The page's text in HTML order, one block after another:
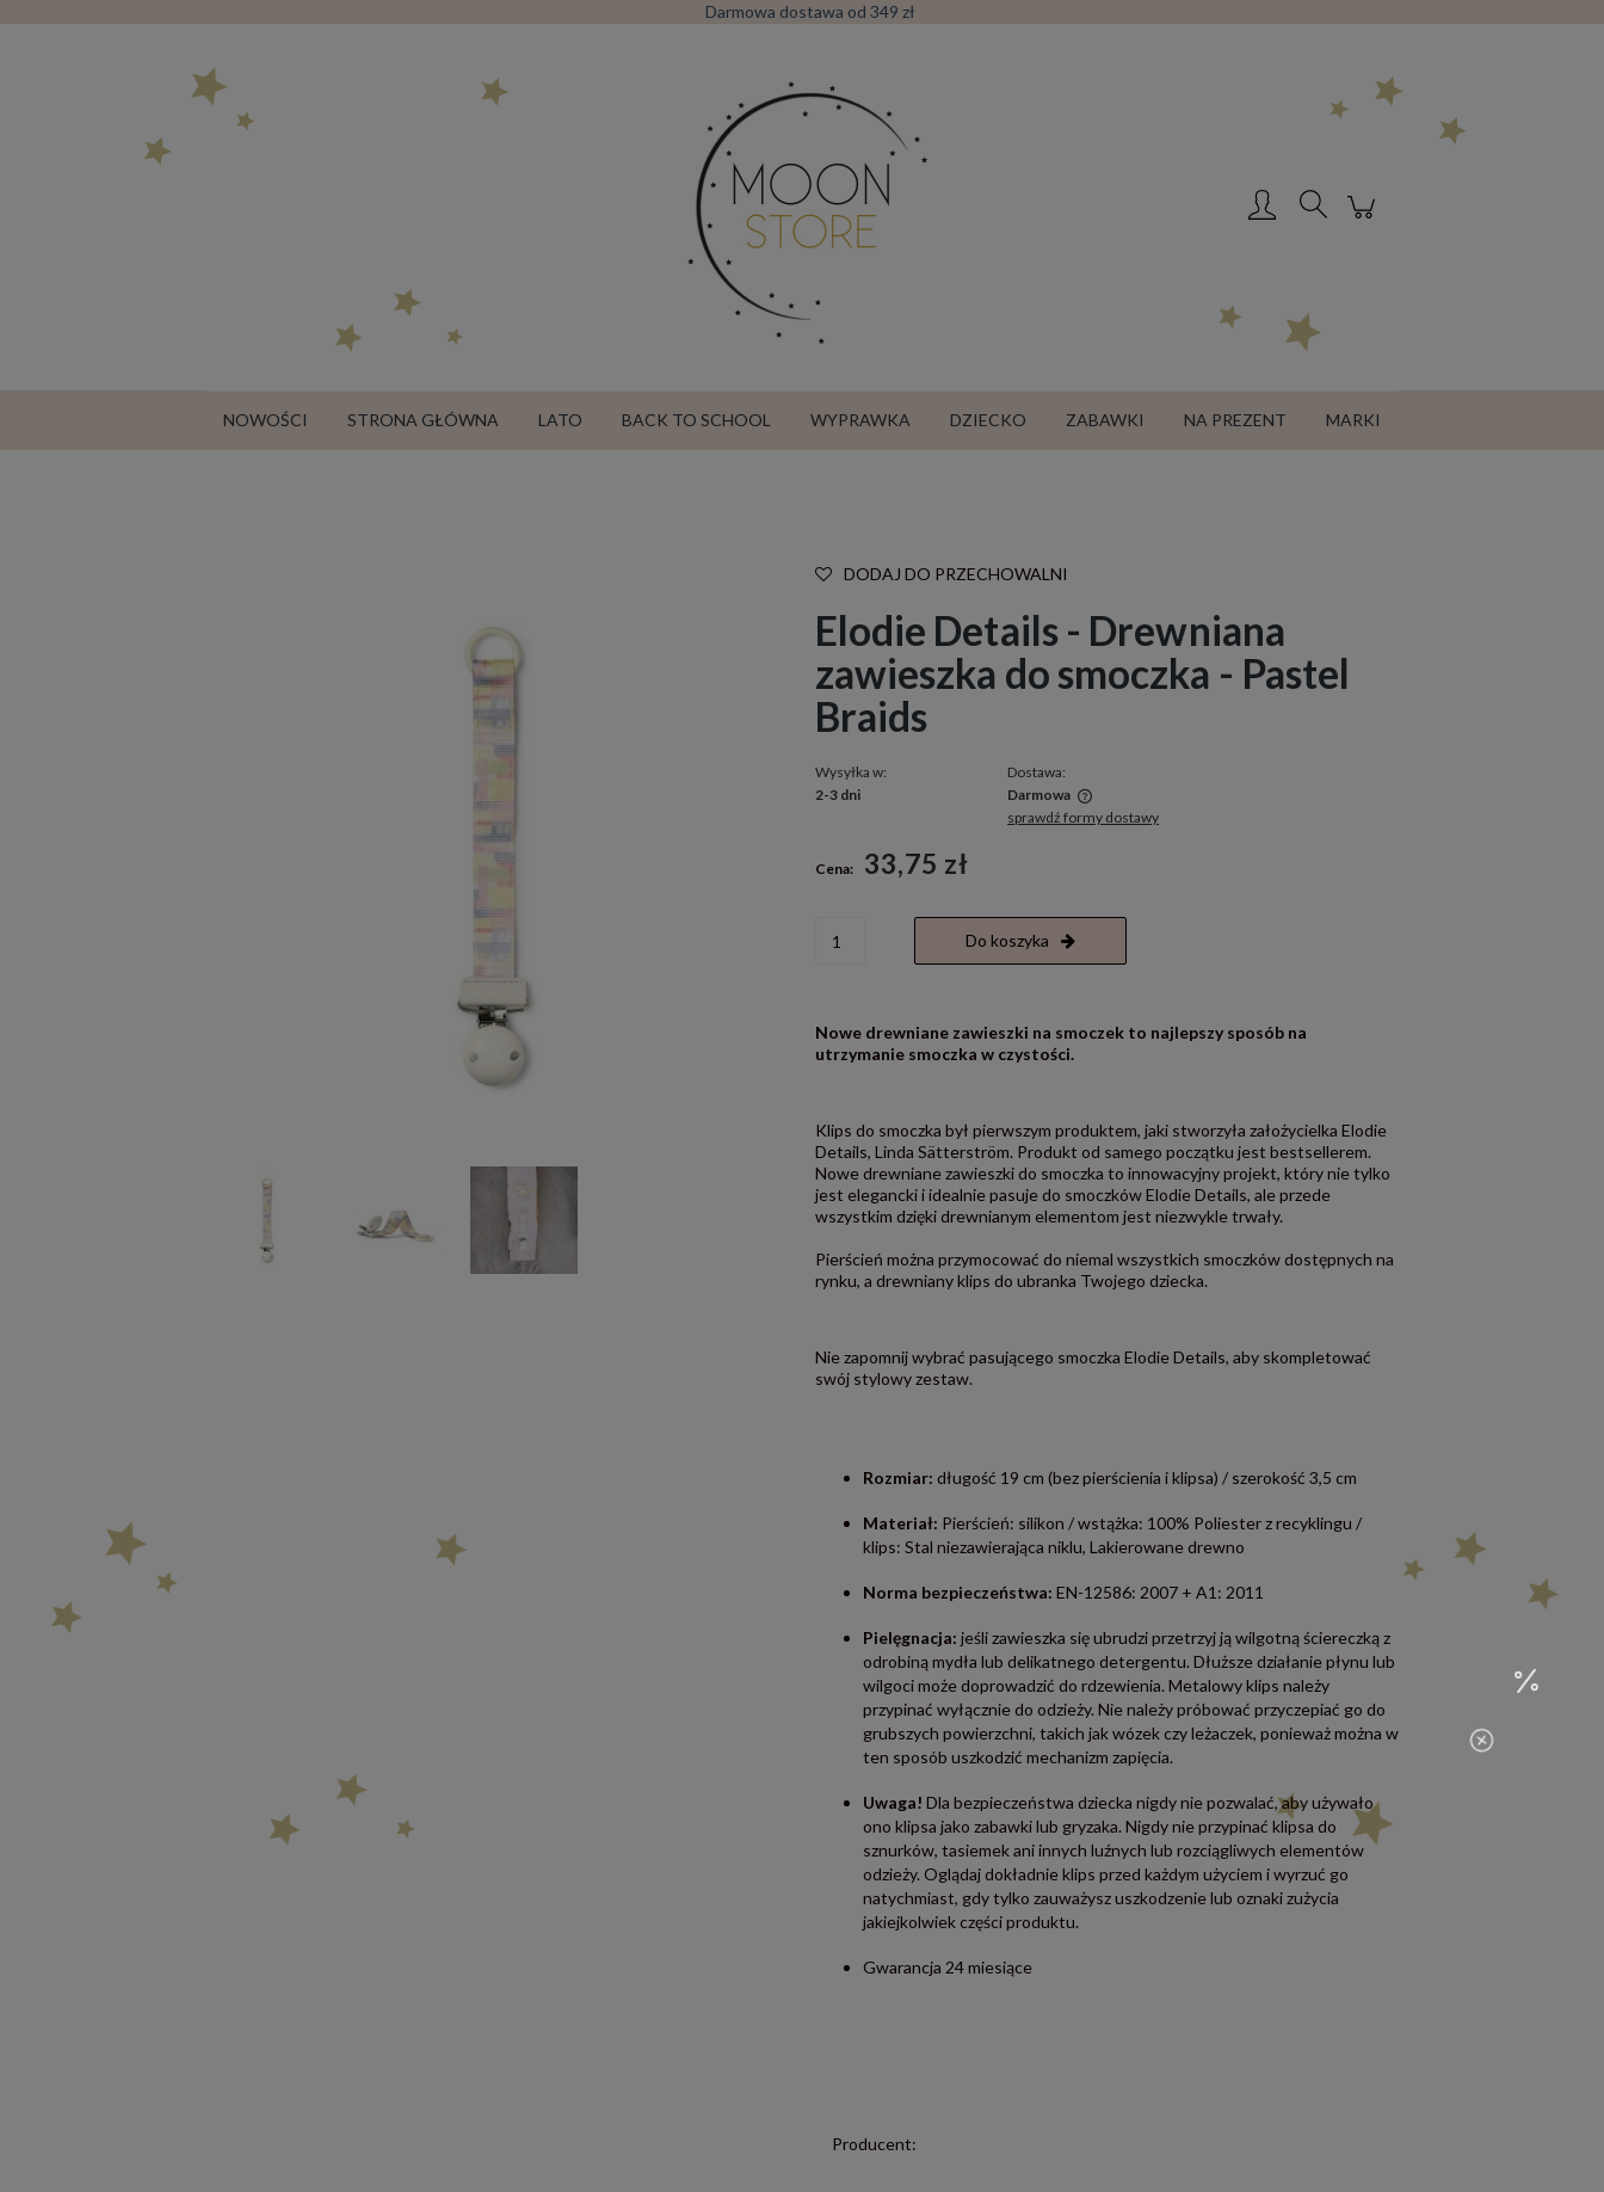
Darmowa dostawa od 349 zł
NOWOŚCI STRONA GŁÓWNA LATO BACK TO SCHOOL WYPRAWKA DZIECKO ZABAWKI NA PREZENT MARKI
DODAJ DO PRZECHOWALNI
Elodie Details - Drewniana
zawieszka do smoczka - Pastel
Braids
Wysyłka w:
2-3 dni
Dostawa:
Darmowa
płatności
sprawdź formy dostawy
Cena: 33,75 zł
Do koszyka
Nowe drewniane zawieszki na smoczek to najlepszy sposób na
utrzymanie smoczka w czystości.
Klips do smoczka był pierwszym produktem, jaki stworzyła założycielka Elodie
Details, Linda Sätterström. Produkt od samego początku jest bestsellerem.
Nowe drewniane zawieszki do smoczka to innowacyjny projekt, który nie tylko
jest elegancki i idealnie pasuje do smoczków Elodie Details, ale przede
wszystkim dzięki drewnianym elementom jest niezwykle trwały.
Pierścień można przymocować do niemal wszystkich smoczków dostępnych na
rynku, a drewniany klips do ubranka Twojego dziecka.
Nie zapomnij wybrać pasującego smoczka Elodie Details, aby skompletować
swój stylowy zestaw.
Rozmiar: długość 19 cm (bez pierścienia i klipsa) / szerokość 3,5 cm
Materiał: Pierścień: silikon / wstążka: 100% Poliester z recyklingu /
klips: Stal niezawierająca niklu, Lakierowane drewno
Norma bezpieczeństwa: EN-12586: 2007 + A1: 2011
Pielęgnacja: jeśli zawieszka się ubrudzi przetrzyj ją wilgotną ściereczką z
odrobiną mydła lub delikatnego detergentu. Dłuższe działanie płynu lub
wilgoci może doprowadzić do rdzewienia. Metalowy klips należy
przypinać wyłącznie do odzieży. Nie należy próbować przyczepiać go do
grubszych powierzchni, takich jak wózek czy leżaczek, ponieważ można w
ten sposób uszkodzić mechanizm zapięcia.
Uwaga! Dla bezpieczeństwa dziecka nigdy nie pozwalać, aby używało
ono klipsa jako zabawki lub gryzaka. Nigdy nie przypinać klipsa do
sznurków, tasiemek ani innych luźnych lub rozciągliwych elementów
odzieży. Oglądaj dokładnie klips przed każdym użyciem i wyrzuć go
natychmiast, gdy tylko zauważysz uszkodzenie lub oznaki zużycia
jakiejkolwiek części produktu.
Gwarancja 24 miesiące
Producent: